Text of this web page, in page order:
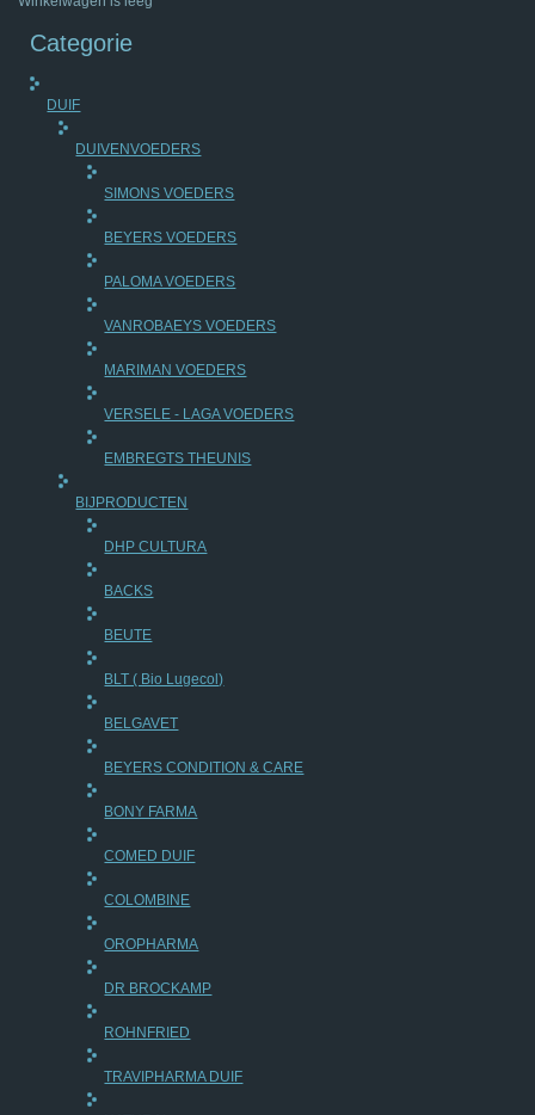
Categorie
DUIF
DUIVENVOEDERS
SIMONS VOEDERS
BEYERS VOEDERS
PALOMA VOEDERS
VANROBAEYS VOEDERS
MARIMAN VOEDERS
VERSELE - LAGA VOEDERS
EMBREGTS THEUNIS
BIJPRODUCTEN
DHP CULTURA
BACKS
BEUTE
BLT ( Bio Lugecol)
BELGAVET
BEYERS CONDITION & CARE
BONY FARMA
COMED DUIF
COLOMBINE
OROPHARMA
DR BROCKAMP
ROHNFRIED
TRAVIPHARMA DUIF